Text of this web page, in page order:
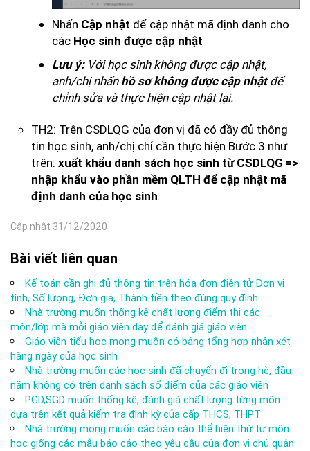
Nhấn Cập nhật để cập nhật mã định danh cho
các Học sinh được cập nhật
Lưu ý:Với học sinh không được cập nhật,
anh/chị nhấn hồ sơ không được cập nhậtđể
chỉnh sửa và thực hiện cập nhật lại.
TH2: Trên CSDLQG của đơn vị đã có đầy đủ thông
tin học sinh, anh/chị chỉ cần thực hiện Bước 3 như
trên: xuất khẩu danh sách học sinh từ CSDLQG =>
nhập khẩu vào phần mềm QLTH để cập nhật mã
định danh của học sinh.
Cập nhật 31/12/2020
Bài viết liên quan
Kế toán cần ghi đủ thông tin trên hóa đơn điện tử Đơn vị
tính, Số lượng, Đơn giá, Thành tiền theo đúng quy định
Nhà trường muốn thống kê chất lượng điểm thi các
môn/lớp mà mỗi giáo viên dạy để đánh giá giáo viên
Giáo viên tiểu học mong muốn có bảng tổng hợp nhận xét
hàng ngày của học sinh
Nhà trường muốn các học sinh đã chuyển đi trong hè, đầu
năm không có trên danh sách sổ điểm của các giáo viên
PGD,SGD muốn thống kê, đánh giá chất lượng từng môn
dựa trên kết quả kiểm tra định kỳ của cấp THCS, THPT
Nhà trường mong muốn các báo cáo thể hiện thứ tự môn
học giống các mẫu báo cáo theo yêu cầu của đơn vị chủ quản